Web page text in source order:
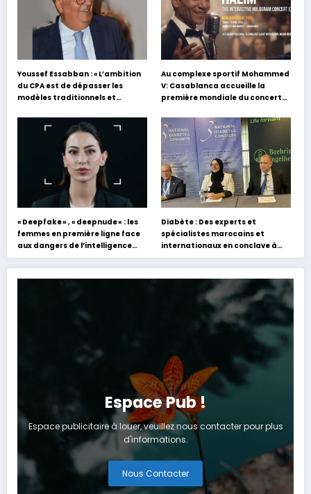
Youssef Essabban : « L’ambition
du CPA est de dépasser les
modèles traditionnels et
s’appuyant sur le partage des
expériences »
Au complexe sportif Mohammed
V: Casablanca accueille la
première mondiale du concert
Hafez
« Deepfake » , « deepnude » : les
femmes en première ligne face
aux dangers de l’intelligence
artificielle
Diabète : Des experts et
spécialistes marocains et
internationaux en conclave à
Tanger
Espace Pub !
Espace publicitaire à louer, veuillez nous contacter pour plus
d'informations.
Nous Contacter